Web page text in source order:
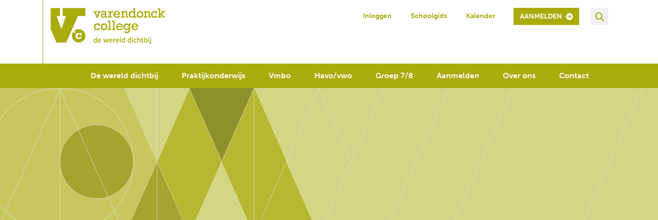
Inloggen Schoolgids Kalender AANMELDEN
De wereld dichtbij Praktijkonderwijs Vmbo Havo/vwo Groep 7/8 Aanmelden Over ons Contact